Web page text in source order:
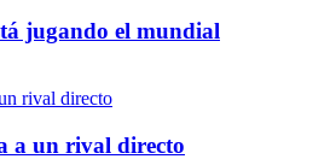
jugando el mundial
a un rival directo